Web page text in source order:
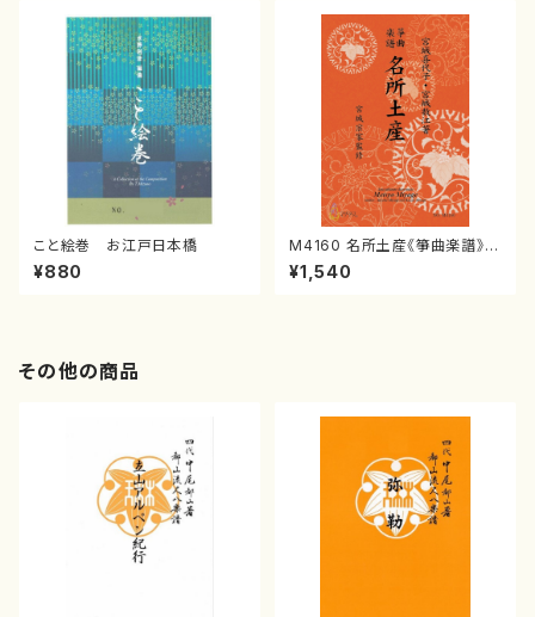
こと絵巻 お江戸日本橋
¥880
M4160 名所土産《箏曲楽譜》
（箏/宮城喜代子・宮城数江著・
宮城宗家監修/箏曲古典楽譜）
¥1,540
その他の商品